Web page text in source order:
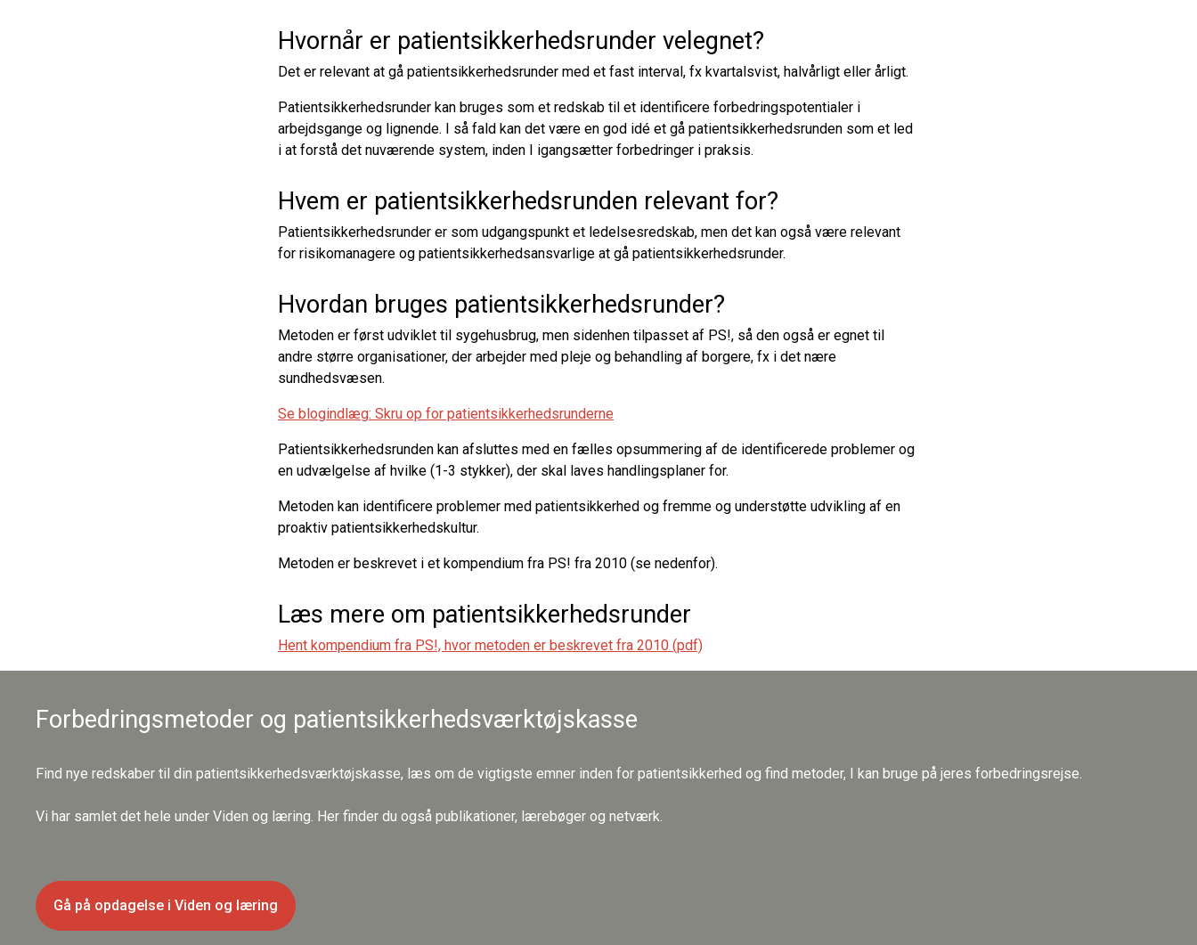
Hvornår er patientsikkerhedsrunder velegnet?
Det er relevant at gå patientsikkerhedsrunder med et fast interval, fx kvartalsvist, halvårligt eller årligt.
Patientsikkerhedsrunder kan bruges som et redskab til et identificere forbedringspotentialer i
arbejdsgange og lignende. I så fald kan det være en god idé et gå patientsikkerhedsrunden som et led
i at forstå det nuværende system, inden I igangsætter forbedringer i praksis.
Hvem er patientsikkerhedsrunden relevant for?
Patientsikkerhedsrunder er som udgangspunkt et ledelsesredskab, men det kan også være relevant
for risikomanagere og patientsikkerhedsansvarlige at gå patientsikkerhedsrunder.
Hvordan bruges patientsikkerhedsrunder?
Metoden er først udviklet til sygehusbrug, men sidenhen tilpasset af PS!, så den også er egnet til
andre større organisationer, der arbejder med pleje og behandling af borgere, fx i det nære
sundhedsvæsen.
Se blogindlæg: Skru op for patientsikkerhedsrunderne
Patientsikkerhedsrunden kan afsluttes med en fælles opsummering af de identificerede problemer og
en udvælgelse af hvilke (1-3 stykker), der skal laves handlingsplaner for.
Metoden kan identificere problemer med patientsikkerhed og fremme og understøtte udvikling af en
proaktiv patientsikkerhedskultur.
Metoden er beskrevet i et kompendium fra PS! fra 2010 (se nedenfor).
Læs mere om patientsikkerhedsrunder
Hent kompendium fra PS!, hvor metoden er beskrevet fra 2010 (pdf)
Forbedringsmetoder og patientsikkerhedsværktøjskasse
Find nye redskaber til din patientsikkerhedsværktøjskasse, læs om de vigtigste emner inden for patientsikkerhed og find metoder, I kan bruge på jeres forbedringsrejse.
Vi har samlet det hele under Viden og læring. Her finder du også publikationer, lærebøger og netværk.
Gå på opdagelse i Viden og læring